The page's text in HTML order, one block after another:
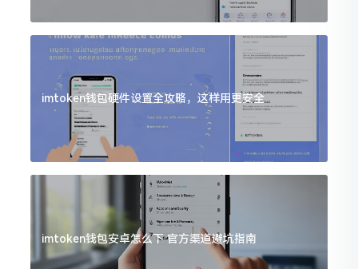
imtoken钱包硬件设置全攻略，这样用更安全
imtoken钱包安卓怎么下 官方渠道避坑指南